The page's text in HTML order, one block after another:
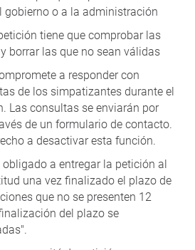
gobierno o a la administración
tiene que comprobar las
borrar las que no sean válidas
a responder con
de los simpatizantes durante el
Las consultas se enviarán por
de un formulario de contacto.
a desactivar esta función.
a entregar la petición al
una vez finalizado el plazo de
que no se presenten 12
del plazo se